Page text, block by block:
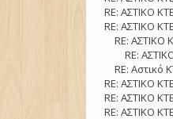
RE: ΑΣΤΙΚΟ
RE: ΑΣΤΙΚΟ
RE: ΑΣΤΙΚΟ
RE:
RE: Αστικό
RE: ΑΣΤΙΚΟ
RE: ΑΣΤΙΚΟ
RE: ΑΣΤΙΚΟ